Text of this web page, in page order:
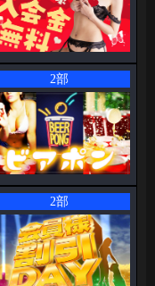
2部
2部